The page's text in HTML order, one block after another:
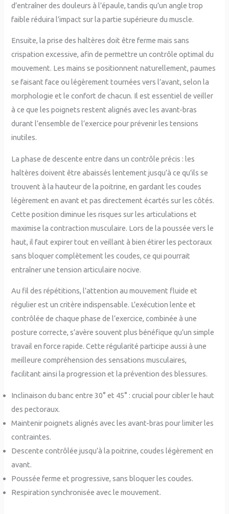
d’entraîner des douleurs à l’épaule, tandis qu’un angle trop
faible réduira l’impact sur la partie supérieure du muscle.
Ensuite, la prise des haltères doit être ferme mais sans
crispation excessive, afin de permettre un contrôle optimal du
mouvement. Les mains se positionnent naturellement, paumes
se faisant face ou légèrement tournées vers l’avant, selon la
morphologie et le confort de chacun. Il est essentiel de veiller
à ce que les poignets restent alignés avec les avant-bras
durant l’ensemble de l’exercice pour prévenir les tensions
inutiles.
La phase de descente entre dans un contrôle précis : les
haltères doivent être abaissés lentement jusqu’à ce qu’ils se
trouvent à la hauteur de la poitrine, en gardant les coudes
légèrement en avant et pas directement écartés sur les côtés.
Cette position diminue les risques sur les articulations et
maximise la contraction musculaire. Lors de la poussée vers le
haut, il faut expirer tout en veillant à bien étirer les pectoraux
sans bloquer complètement les coudes, ce qui pourrait
entraîner une tension articulaire nocive.
Au fil des répétitions, l’attention au mouvement fluide et
régulier est un critère indispensable. L’exécution lente et
contrôlée de chaque phase de l’exercice, combinée à une
posture correcte, s’avère souvent plus bénéfique qu’un simple
travail en force rapide. Cette régularité participe aussi à une
meilleure compréhension des sensations musculaires,
facilitant ainsi la progression et la prévention des blessures.
Inclinaison du banc entre 30° et 45° : crucial pour cibler le haut
des pectoraux.
Maintenir poignets alignés avec les avant-bras pour limiter les
contraintes.
Descente contrôlée jusqu’à la poitrine, coudes légèrement en
avant.
Poussée ferme et progressive, sans bloquer les coudes.
Respiration synchronisée avec le mouvement.